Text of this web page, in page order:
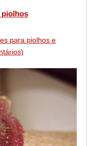
piolhos
para piolhos e